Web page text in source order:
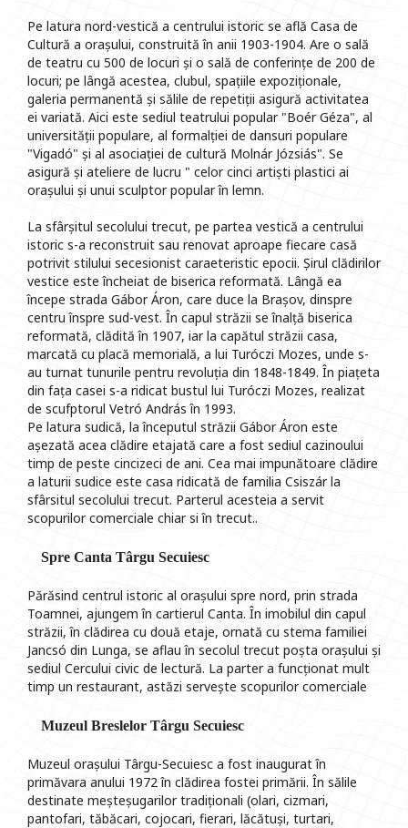
Pe latura nord-vestică a centrului istoric se află Casa de
Cultură a orașului, construită în anii 1903-1904. Are o sală
de teatru cu 500 de locuri și o sală de conferințe de 200 de
locuri; pe lângă acestea, clubul, spațiile expoziționale,
galeria permanentă și sălile de repetiții asigură activitatea
ei variată. Aici este sediul teatrului popular "Boér Géza", al
universității populare, al formalției de dansuri populare
"Vigadó" și al asociației de cultură Molnár Józsiás". Se
asigură și ateliere de lucru " celor cinci artiști plastici ai
orașului și unui sculptor popular în lemn.
La sfârșitul secolului trecut, pe partea vestică a centrului
istoric s-a reconstruit sau renovat aproape fiecare casă
potrivit stilului secesionist caraeteristic epocii. Șirul clădirilor
vestice este încheiat de biserica reformată. Lângă ea
începe strada Gábor Áron, care duce la Brașov, dinspre
centru înspre sud-vest. În capul străzii se înalță biserica
reformată, clădită în 1907, iar la capătul străzii casa,
marcată cu placă memorială, a lui Turóczi Mozes, unde s-
au turnat tunurile pentru revoluția din 1848-1849. În piațeta
din fața casei s-a ridicat bustul lui Turóczi Mozes, realizat
de scufptorul Vetró András în 1993.
Pe latura sudică, la începutul străzii Gábor Áron este
așezată acea clădire etajată care a fost sediul cazinoului
timp de peste cincizeci de ani. Cea mai impunătoare clădire
a laturii sudice este casa ridicată de familia Csiszár la
sfârsitul secolului trecut. Parterul acesteia a servit
scopurilor comerciale chiar si în trecut..
Spre Canta Târgu Secuiesc
Părăsind centrul istoric al orașului spre nord, prin strada
Toamnei, ajungem în cartierul Canta. În imobilul din capul
străzii, în clădirea cu două etaje, ornată cu stema familiei
Jancsó din Lunga, se aflau în secolul trecut poșta orașului și
sediul Cercului civic de lectură. La parter a funcționat mult
timp un restaurant, astăzi servește scopurilor comerciale
Muzeul Breslelor Târgu Secuiesc
Muzeul orașului Târgu-Secuiesc a fost inaugurat în
primăvara anului 1972 în clădirea fostei primării. În sălile
destinate meșteșugarilor tradiționali (olari, cizmari,
pantofari, tăbăcari, cojocari, fierari, lăcătuși, turtari,